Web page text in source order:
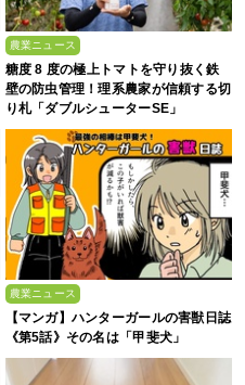
農業ニュース
糖度 8 度の極上トマトを守り抜く鉄
壁の防虫管理！理系農家が信頼する切
り札「ダブルシューターSE」
農業ニュース
【マンガ】ハンターガールの害獣日誌
《第5話》その名は「甲斐犬」